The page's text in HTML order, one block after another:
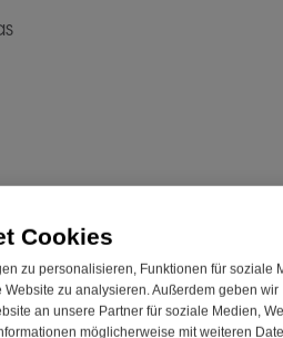
Cookies
zu personalisieren, Funktionen für soziale
zu analysieren. Außerdem geben wir
an unsere Partner für soziale Medien,
möglicherweise mit weiteren
Versand Bewertungen